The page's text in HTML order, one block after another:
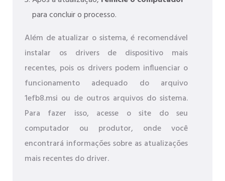
para concluir o processo.
Além de atualizar o sistema, é recomendável
instalar os drivers de dispositivo mais
recentes, pois os drivers podem influenciar o
funcionamento adequado do arquivo
1efb8.msi ou de outros arquivos do sistema.
Para fazer isso, acesse o site do seu
computador ou produtor, onde você
encontrará informações sobre as atualizações
mais recentes do driver.